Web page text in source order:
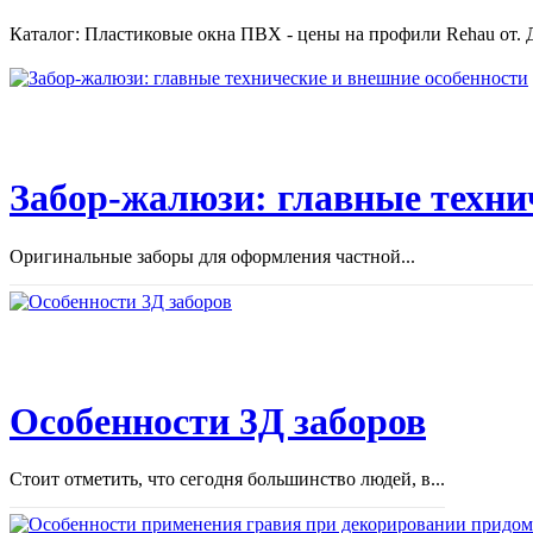
Каталог: Пластиковые окна ПВХ - цены на профили Rehau от.
Забор-жалюзи: главные
Оригинальные заборы для оформления частной...
Особенности 3Д заборов
Стоит отметить, что сегодня большинство людей, в...